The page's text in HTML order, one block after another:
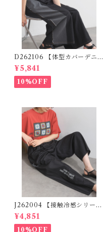
D262106 【体型カバーデニム
シリーズ】 デニム切替ワイド
パンツ / Denim Panel Wide
Pants
¥5,841
10%OFF
J262004 【接触冷感シリー
ズ】 ツイルワーク風ロゴパン
ツ / Cool Touch Twill Work
Logo Pants (残りわずか)
¥4,851
10%OFF